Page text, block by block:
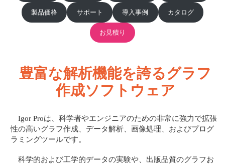
製品価格 サポート 導入事例 カタログ
お見積り
豊富な解析機能を誇るグラフ
作成ソフトウェア
Igor Proは、科学者やエンジニアのための非常に強力で拡張
性の高いグラフ作成、データ解析、画像処理、およびプログ
ラミングツールです。
科学的および工学的データの実験や、出版品質のグラフお